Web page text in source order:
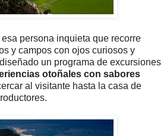
persona inquieta que recorre
y campos con ojos curiosos y
un programa de excursiones
otoñales con sabores
al visitante hasta la casa de